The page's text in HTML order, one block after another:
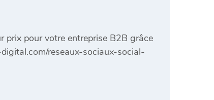
prix pour votre entreprise B2B grâce
reseaux-sociaux-social-